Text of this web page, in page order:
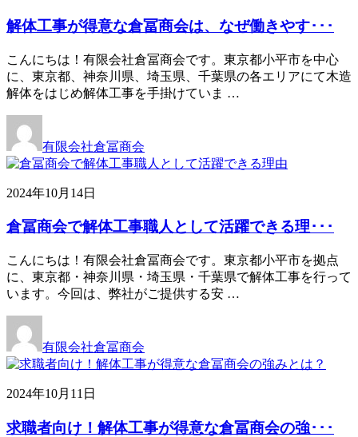
解体工事が得意な倉冨商会は、なぜ働きやす･･･
こんにちは！有限会社倉冨商会です。東京都小平市を中心
に、東京都、神奈川県、埼玉県、千葉県の各エリアにて木造
解体をはじめ解体工事を手掛けていま …
有限会社倉冨商会
2024年10月14日
倉冨商会で解体工事職人として活躍できる理･･･
こんにちは！有限会社倉冨商会です。東京都小平市を拠点
に、東京都・神奈川県・埼玉県・千葉県で解体工事を行って
います。今回は、弊社がご提供する安 …
有限会社倉冨商会
2024年10月11日
求職者向け！解体工事が得意な倉冨商会の強･･･